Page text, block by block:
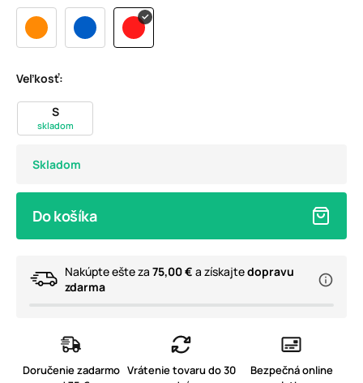
Veľkosť:
S
skladom
Skladom
Do košíka
Nakúpte ešte za 75,00 € a získajtedopravu
zdarma
Doručenie zadarmo Vrátenie tovaru do 30
Bezpečná online